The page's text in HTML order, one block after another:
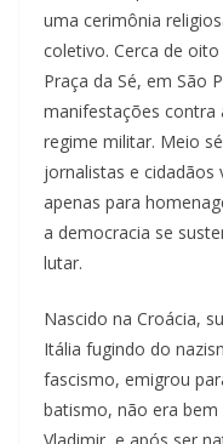
uma cerimônia
coletivo. Cerca de
Praça da Sé, em São
manifestações contra
regime militar. Meio
jornalistas e
apenas para
a democracia se
lutar.
Nascido na Croácia,
Itália fugindo do
fascismo, emigrou
batismo, não era